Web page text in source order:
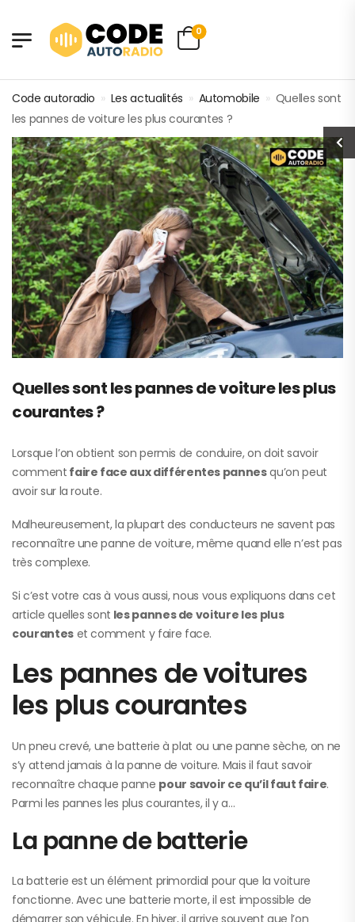
0
Code autoradio » Les actualités » Automobile » Quelles sont
les pannes de voiture les plus courantes ?
Quelles sont les pannes de voiture les plus
courantes ?
Lorsque l’on obtient son permis de conduire, on doit savoir
comment faire face aux différentes pannesqu’on peut
avoir sur la route.
Malheureusement, la plupart des conducteurs ne savent pas
reconnaître une panne de voiture, même quand elle n’est pas
très complexe.
Si c’est votre cas à vous aussi, nous vous expliquons dans cet
article quelles sont les pannes de voiture les plus
couranteset comment y faire face.
Les pannes de voitures
les plus courantes
Un pneu crevé, une batterie à plat ou une panne sèche, on ne
s’y attend jamais à la panne de voiture. Mais il faut savoir
reconnaître chaque panne pour savoir ce qu’il faut faire.
Parmi les pannes les plus courantes, il y a…
La panne de batterie
La batterie est un élément primordial pour que la voiture
fonctionne. Avec une batterie morte, il est impossible de